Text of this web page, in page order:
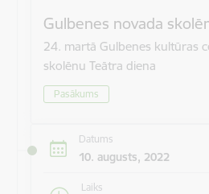
Gulbenes novada
24. martā Gulbenes kultūras
skolēnu Teātra diena
Pasākums
Datums
10. augusts, 2022
Laiks